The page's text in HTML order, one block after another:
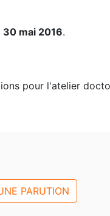
30 mai 2016.
pour l'atelier
PARUTION